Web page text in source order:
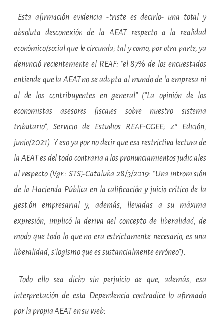
Esta afirmación evidencia -triste es decirlo- una total y
absoluta desconexión de la AEAT respecto a la realidad
económico/social que le circunda; tal y como, por otra parte, ya
denunció recientemente el REAF: “el 87% de los encuestados
entiende que la AEAT no se adapta al mundo de la empresa ni
al de los contribuyentes en general”(“La opinión de los
economistas asesores fiscales sobre nuestro sistema
tributario”, Servicio de Estudios REAF-CGEE; 2ª Edición,
junio/2021). Y eso ya por no decir que esa restrictiva lectura de
la AEAT es del todo contraria a los pronunciamientos judiciales
al respecto (Vgr.: STSJ-Cataluña 28/3/2019: “Una intromisión
de la Hacienda Pública en la calificación y juicio crítico de la
gestión empresarial y, además, llevadas a su máxima
expresión, implicó la deriva del concepto de liberalidad, de
modo que todo lo que no era estrictamente necesario, es una
liberalidad, silogismo que es sustancialmente erróneo”).
Todo ello sea dicho sin perjuicio de que, además, esa
interpretación de esta Dependencia contradice lo afirmado
por la propia AEAT en su web: